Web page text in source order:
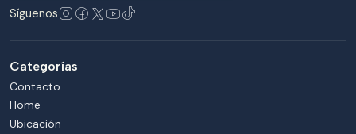
Síguenos
Categorías
Contacto
Home
Ubicación